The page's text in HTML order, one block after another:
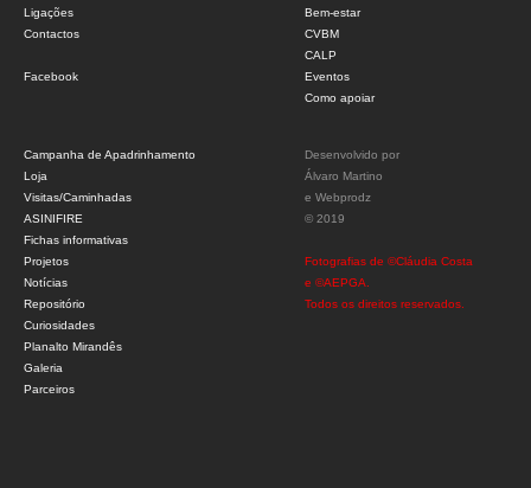
Ligações
Contactos
Facebook
Bem-estar
CVBM
CALP
Eventos
Como apoiar
Campanha de Apadrinhamento
Loja
Visitas/Caminhadas
ASINIFIRE
Fichas informativas
Projetos
Notícias
Repositório
Curiosidades
Planalto Mirandês
Galeria
Parceiros
Desenvolvido por
Álvaro Martino
e Webprodz
© 2019
Fotografias de ©Cláudia Costa
e ©AEPGA.
Todos os direitos reservados.